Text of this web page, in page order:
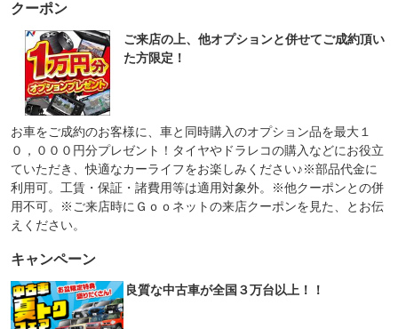
クーポン
ご来店の上、他オプションと併せてご成約頂い
た方限定！
お車をご成約のお客様に、車と同時購入のオプション品を最大１
０，０００円分プレゼント！タイヤやドラレコの購入などにお役立
ていただき、快適なカーライフをお楽しみください♪※部品代金に
利用可。工賃・保証・諸費用等は適用対象外。※他クーポンとの併
用不可。※ご来店時にＧｏｏネットの来店クーポンを見た、とお伝
えください。
キャンペーン
良質な中古車が全国３万台以上！！